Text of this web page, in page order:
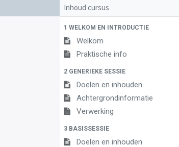
Inhoud cursus
1 WELKOM EN INTRODUCTIE
Welkom
Praktische info
2 GENERIEKE SESSIE
Doelen en inhouden
Achtergrondinformatie
Verwerking
3 BASISSESSIE
Doelen en inhouden